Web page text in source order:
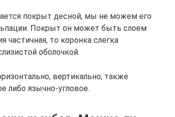
покрыт десной, мы не можем его
Покрыт он может быть слоем
частичная, то коронка слегка
оболочкой.
вертикально, также
либо язычно-угловое.